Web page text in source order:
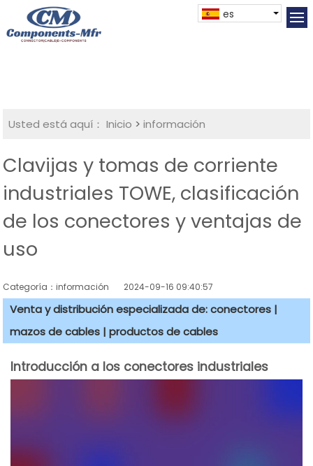
es
Usted está aquí： Inicio >información
Clavijas y tomas de corriente
industriales TOWE, clasificación
de los conectores y ventajas de
uso
Categoría：información 2024-09-16 09:40:57
Venta y distribución especializada de: conectores |
mazos de cables | productos de cables
Introducción a los conectores industriales